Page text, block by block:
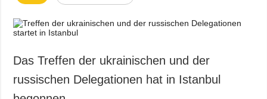
Wirtschaft
Gesellschaft und
Kultur
und zum Schutz
Das Treffen der ukrainischen und der
russischen Delegationen hat in Istanbul